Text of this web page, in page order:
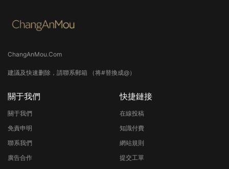
ChangAnMou.Com
建議及快速删除，請聯系郵箱 （将#替換成@）
關于我們
關于我們
免責申明
聯系我們
廣告合作
快捷鏈接
在線投稿
知識付費
網站規則
提交工單